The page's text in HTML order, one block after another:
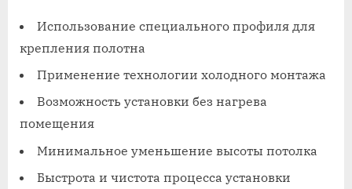
Использование специального профиля для
крепления полотна
Применение технологии холодного монтажа
Возможность установки без нагрева
помещения
Минимальное уменьшение высоты потолка
Быстрота и чистота процесса установки